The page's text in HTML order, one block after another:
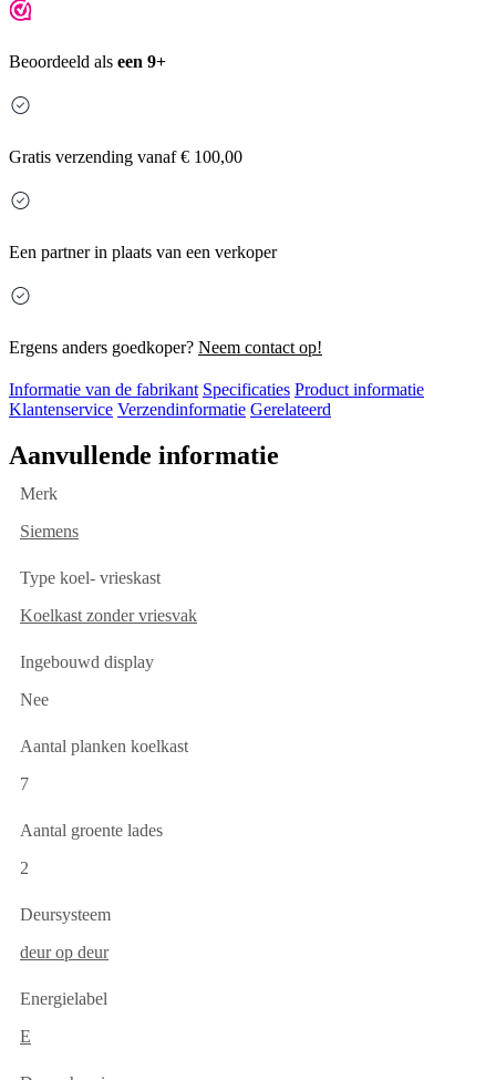
Beoordeeld als een 9+
Gratis verzending vanaf € 100,00
Een partner in plaats van een verkoper
Ergens anders goedkoper? Neem contact op!
Informatie van de fabrikant Specificaties Product informatie
Klantenservice Verzendinformatie Gerelateerd
Aanvullende informatie
Merk
Siemens
Type koel- vrieskast
Koelkast zonder vriesvak
Ingebouwd display
Nee
Aantal planken koelkast
7
Aantal groente lades
2
Deursysteem
deur op deur
Energielabel
E